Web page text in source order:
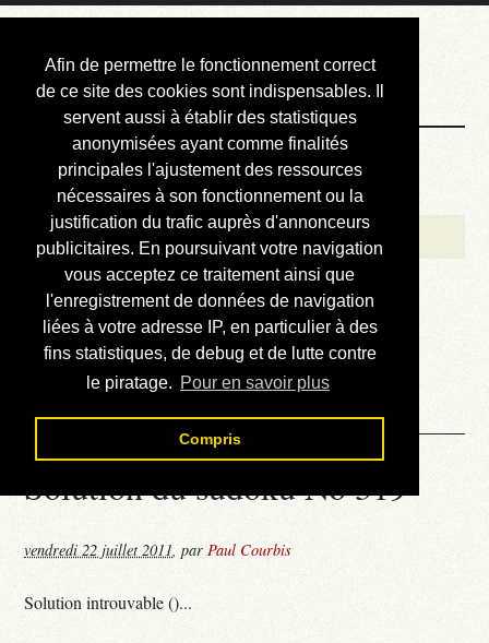
Afin de permettre le fonctionnement correct
de ce site des cookies sont indispensables. Il
servent aussi à établir des statistiques
anonymisées ayant comme finalités
principales l'ajustement des ressources
nécessaires à son fonctionnement ou la
justification du trafic auprès d'annonceurs
publicitaires. En poursuivant votre navigation
vous acceptez ce traitement ainsi que
l'enregistrement de données de navigation
liées à votre adresse IP, en particulier à des
fins statistiques, de debug et de lutte contre
le piratage. Pour en savoir plus
Compris
Courbis, « LE »
Blog Officiel
Bienvenue
Réalisations
Divers (et d’été)
Annonces
Liens externes
Téléchargement
Contact
Solution du sudoku No 319
vendredi 22 juillet 2011,parPaul Courbis
Solution introuvable ()...